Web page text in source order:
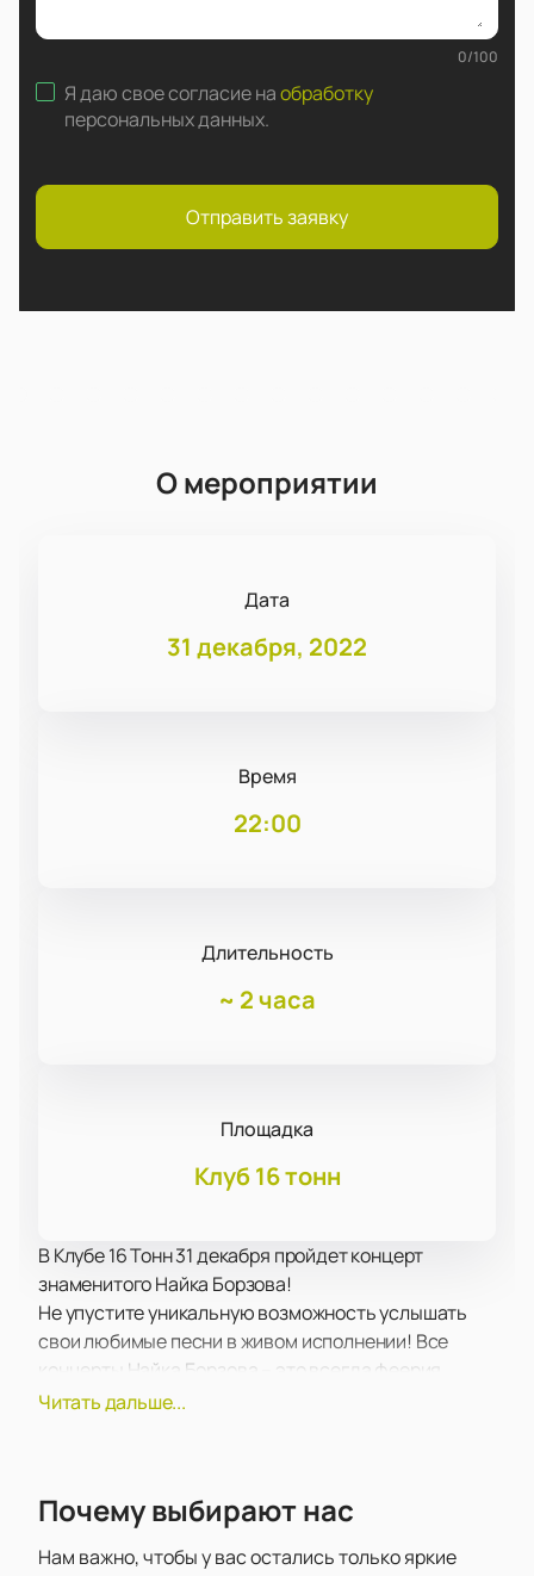
0/100
Я даю свое согласие наобработку
персональных данных.
Отправить заявку
О мероприятии
Дата
31 декабря, 2022
Время
22:00
Длительность
~ 2 часа
Площадка
Клуб 16 тонн
В Клубе 16 Тонн 31 декабря пройдет концерт
знаменитого Найка Борзова!
Не упустите уникальную возможность услышать
свои любимые песни в живом исполнении! Все
концерты Найка Борзова – это всегда феерия
звука, света, настоящий драйв и невероятные
композиции, так и самые свежие работы, которые
уникальная возможность услышать новые треки в
Читать дальше...
Почему выбирают нас
Нам важно, чтобы у вас остались только яркие